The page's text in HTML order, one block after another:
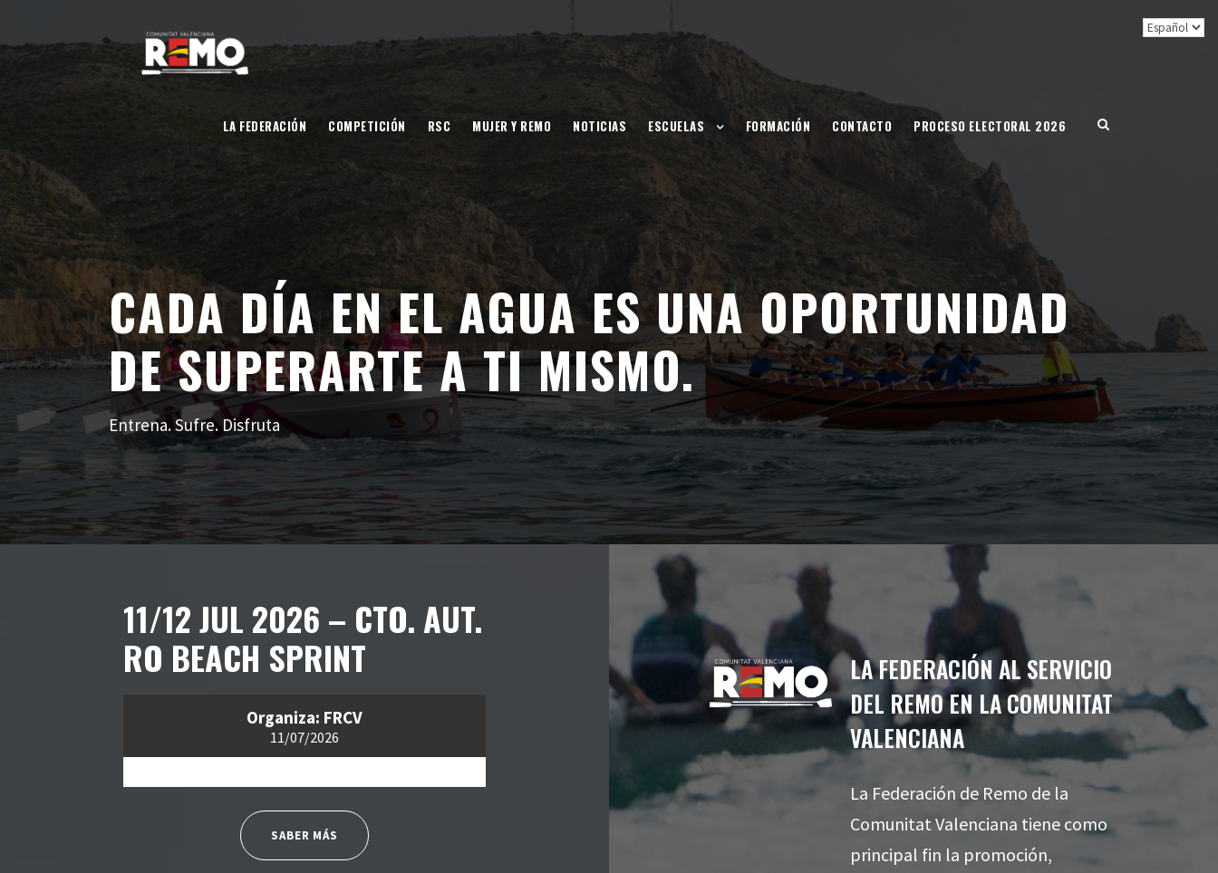
LA FEDERACIÓN COMPETICIÓN RSC MUJER Y REMO NOTICIAS ESCUELAS FORMACIÓN CONTACTO PROCESO ELECTORAL 2026
CADA DÍA EN EL AGUA ES UNA OPORTUNIDAD
DE SUPERARTE A TI MISMO.
Entrena. Sufre. Disfruta
11/12 JUL 2026 – CTO. AUT.
RO BEACH SPRINT
Organiza: FRCV
11/07/2026
SABER MÁS
LA FEDERACIÓN AL SERVICIO
DEL REMO EN LA COMUNITAT
VALENCIANA
La Federación de Remo de la
Comunitat Valenciana tiene como
principal fin la promoción,